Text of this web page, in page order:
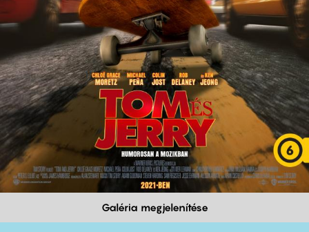
Galéria megjelenítése